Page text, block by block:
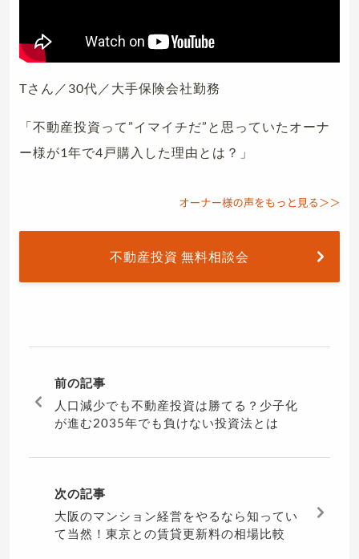
Tさん／30代／大手保険会社勤務
「不動産投資って”イマイチだ”と思っていたオーナ
ー様が1年で4戸購入した理由とは？」
不動産投資 無料相談会
前の記事
人口減少でも不動産投資は勝てる？少子化
が進む2035年でも負けない投資法とは
次の記事
大阪のマンション経営をやるなら知ってい
て当然！東京との賃貸更新料の相場比較